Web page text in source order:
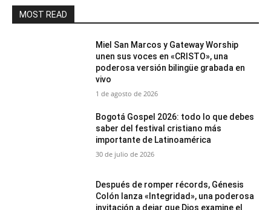
MOST READ
Miel San Marcos y Gateway Worship
unen sus voces en «CRISTO», una
poderosa versión bilingüe grabada en
vivo
1 de agosto de 2026
Bogotá Gospel 2026: todo lo que debes
saber del festival cristiano más
importante de Latinoamérica
30 de julio de 2026
Después de romper récords, Génesis
Colón lanza «Integridad», una poderosa
invitación a dejar que Dios examine el